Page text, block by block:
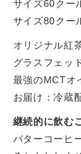
サイズ60クー
サイズ80クー
オリジナル紅
グラスフェッ
最強のMCTオ
お届け：冷蔵
継続的に飲む
バターコーヒ